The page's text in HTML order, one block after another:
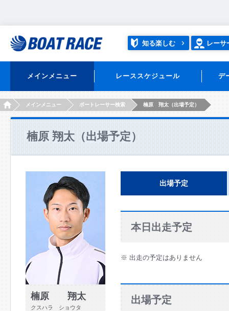
知る楽しむ レーサ
メインメニュー レーススケジュール デ
HOMEメインメニュー ボートレーサー検索 楠原 翔太（出場予定）
楠原 翔太（出場予定）
楠原 翔太
クスハラ ショウタ
出場予定
本日出走予定
※ 出走の予定はありません
出場予定